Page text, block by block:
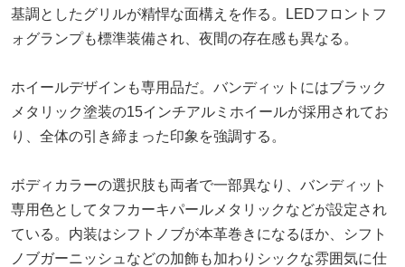
基調としたグリルが精悍な面構えを作る。LEDフロントフ
ォグランプも標準装備され、夜間の存在感も異なる。
ホイールデザインも専用品だ。バンディットにはブラック
メタリック塗装の15インチアルミホイールが採用されてお
り、全体の引き締まった印象を強調する。
ボディカラーの選択肢も両者で一部異なり、バンディット
専用色としてタフカーキパールメタリックなどが設定され
ている。内装はシフトノブが本革巻きになるほか、シフト
ノブガーニッシュなどの加飾も加わりシックな雰囲気に仕